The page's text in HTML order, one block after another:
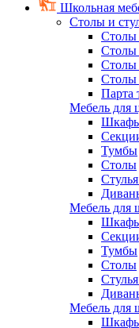
Школьная
Столы и
Столы
Столы
Столы
Столы
Парта
Мебель для
Тумбы
Столы
Мебель для
Тумбы
Столы
Мебель для